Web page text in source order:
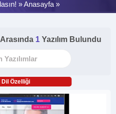
»Anasayfa »
1 Yazılım Bulundu
Dil Özelliği